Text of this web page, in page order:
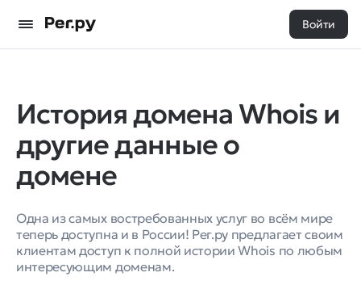
Войти
История домена Whois и
другие данные о
домене
Одна из самых востребованных услуг во всём мире
теперь доступна и в России! Рег.ру предлагает своим
клиентам доступ к полной истории Whois по любым
интересующим доменам.